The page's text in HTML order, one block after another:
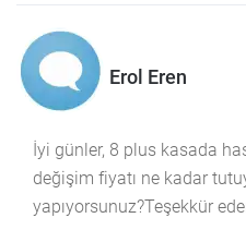
Erol Eren
İyi günler, 8 plus kasada
değişim fiyatı ne kadar
yapıyorsunuz?Teşekkür